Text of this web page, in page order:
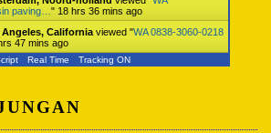
paving… " 18 hrs 36 mins ago
Angeles, California viewed "WA 0838-3060-0218
47 mins ago
Real Time Tracking ON